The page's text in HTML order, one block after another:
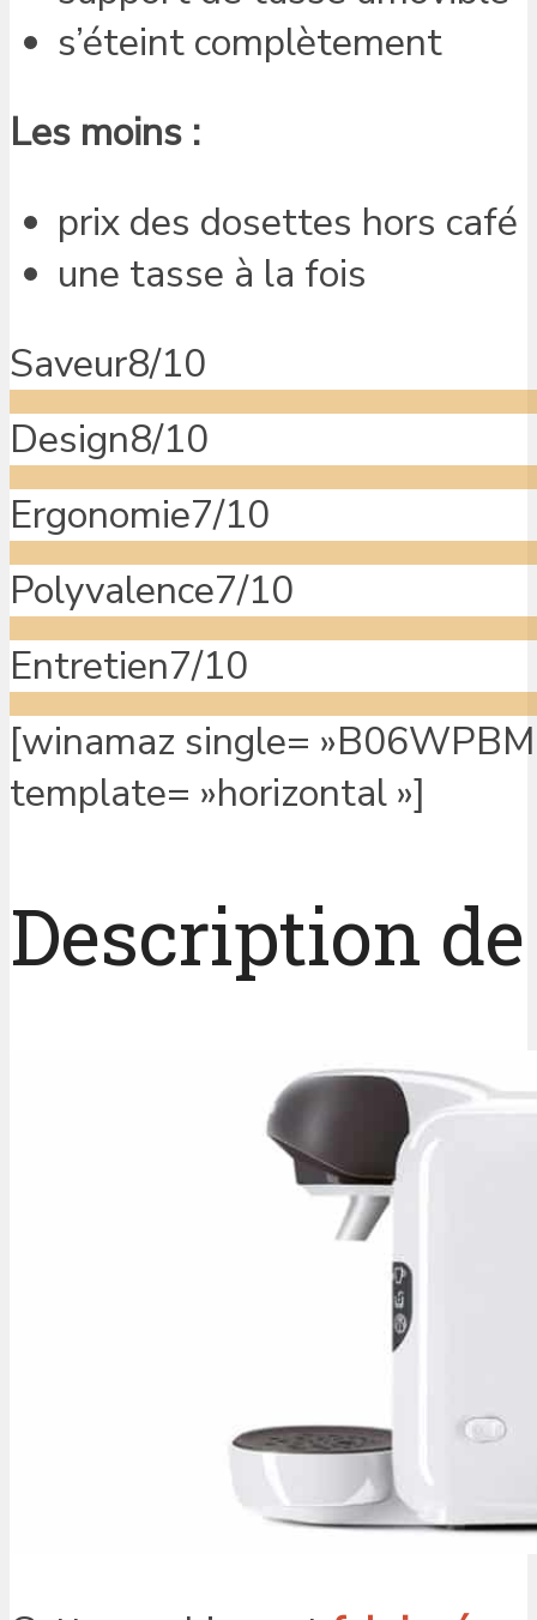
s’éteint complètement
Les moins :
prix des dosettes hors café
une tasse à la fois
Saveur8/10
Design8/10
Ergonomie7/10
Polyvalence7/10
Entretien7/10
[winamaz single=
template= »horizontal »]
Description